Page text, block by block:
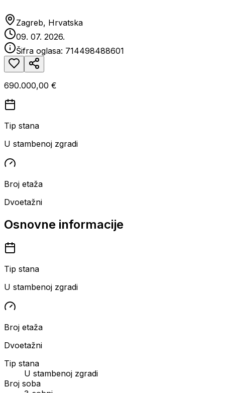
Zagreb, Hrvatska
09. 07. 2026.
Šifra oglasa: 714498488601
690.000,00 €
Tip stana
U stambenoj zgradi
Broj etaža
Dvoetažni
Osnovne informacije
Tip stana
U stambenoj zgradi
Broj etaža
Dvoetažni
Tip stana
U stambenoj zgradi
Broj soba